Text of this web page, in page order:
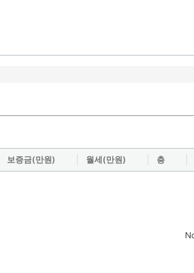
보증금(만원) 월세(만원) 층